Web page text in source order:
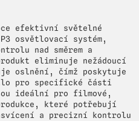
efektivní světelné
osvětlovací systém,
nad směrem a
eliminuje nežádoucí
oslnění, čímž poskytuje
pro specifické části
ideální pro filmové,
které potřebují
a precizní kontrolu